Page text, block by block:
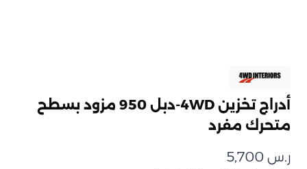
أدراج تخزين 4WD-دبل 950 مزود بسطح
متحرك مفرد
ر.س